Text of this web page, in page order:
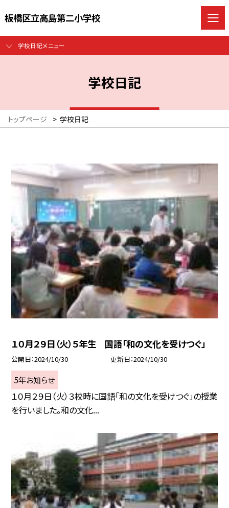
板橋区立高島第二小学校
学校日記メニュー
学校日記
トップページ > 学校日記
１０月２９日（火）５年生 国語「和の文化を受けつぐ」
公開日 2024/10/30 更新日 2024/10/30
5年お知らせ
１０月２９日（火）３校時に国語「和の文化を受けつぐ」の授業
を行いました。和の文化...